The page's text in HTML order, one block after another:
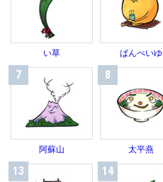
い草 ばんぺいゆ
7
阿蘇山
8
太平燕
13 14